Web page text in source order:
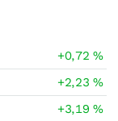
+0,72%
+2,23%
+3,19%